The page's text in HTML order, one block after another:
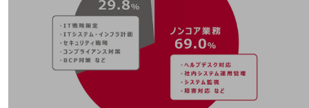
相談・申し込みができるバーチャルショップ
法人向けモバイルトップ
はじめての方へ
サービス・商品を探す
新規会員登録/ログインはこちら
100回線以上のお問い合わせ・お見積りはこちら